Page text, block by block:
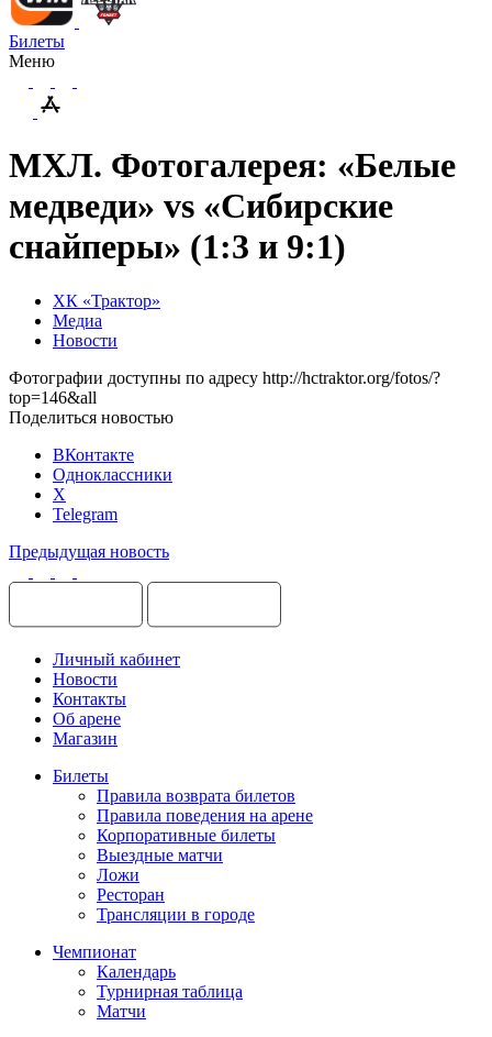
Билеты
Меню
МХЛ. Фотогалерея: «Белые
медведи» vs «Сибирские
снайперы» (1:3 и 9:1)
ХК «Трактор»
Медиа
Новости
Фотографии доступны по адресу http://hctraktor.org/fotos/?
top=146&all
Поделиться новостью
ВКонтакте
Одноклассники
X
Telegram
Предыдущая новость
Личный кабинет
Новости
Контакты
Об арене
Магазин
Билеты
Правила возврата билетов
Правила поведения на арене
Корпоративные билеты
Выездные матчи
Ложи
Ресторан
Трансляции в городе
Чемпионат
Календарь
Турнирная таблица
Матчи